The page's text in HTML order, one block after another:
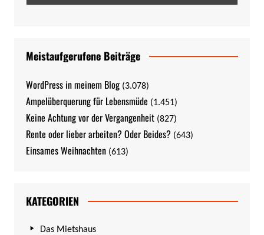
Meistaufgerufene Beiträge
WordPress in meinem Blog (3.078)
Ampelüberquerung für Lebensmüde (1.451)
Keine Achtung vor der Vergangenheit (827)
Rente oder lieber arbeiten? Oder Beides? (643)
Einsames Weihnachten (613)
KATEGORIEN
Das Mietshaus